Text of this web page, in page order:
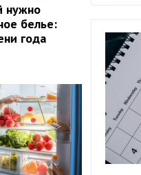
нужно
белье:
года